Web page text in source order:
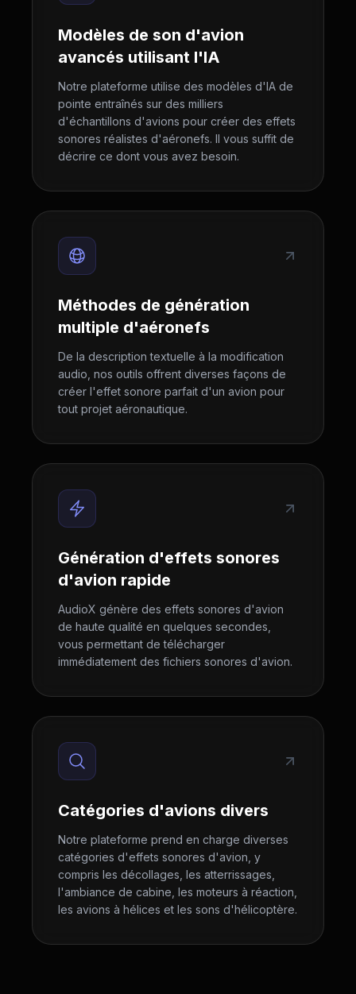
Modèles de son d'avion
avancés utilisant l'IA
Notre plateforme utilise des modèles d'IA de
pointe entraînés sur des milliers
d'échantillons d'avions pour créer des effets
sonores réalistes d'aéronefs. Il vous suffit de
décrire ce dont vous avez besoin.
Méthodes de génération
multiple d'aéronefs
De la description textuelle à la modification
audio, nos outils offrent diverses façons de
créer l'effet sonore parfait d'un avion pour
tout projet aéronautique.
Génération d'effets sonores
d'avion rapide
AudioX génère des effets sonores d'avion
de haute qualité en quelques secondes,
vous permettant de télécharger
immédiatement des fichiers sonores d'avion.
Catégories d'avions divers
Notre plateforme prend en charge diverses
catégories d'effets sonores d'avion, y
compris les décollages, les atterrissages,
l'ambiance de cabine, les moteurs à réaction,
les avions à hélices et les sons d'hélicoptère.